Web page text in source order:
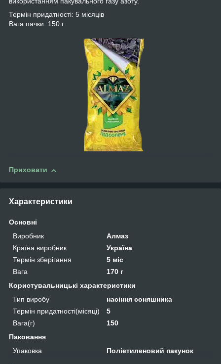
Термін придатності: 5 місяців
Вага пачки: 150 г
Приховати
Характеристики
Основні
Виробник
Алмаз
Країна виробник
Україна
Термін зберігання
5 міс
Вага
170 г
Користувальницькі характеристики
Тип виробу
насіння соняшника
Термін придатності(місяці)
5
Вага(г)
150
Паковання
Упаковка
Поліетиленовий пакунок